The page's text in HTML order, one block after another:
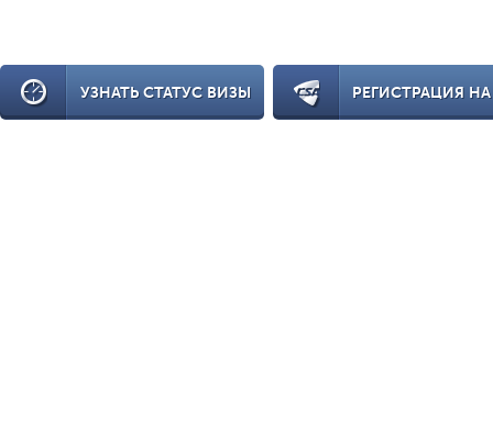
УЗНАТЬ СТАТУС ВИЗЫ РЕГИСТРАЦИЯ НА